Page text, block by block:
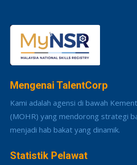
Mengenai TalentCorp
Kami adalah agensi di bawah
(MOHR) yang mendorong strategi
menjadi hab bakat yang dinamik.
Statistik Pelawat